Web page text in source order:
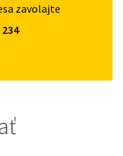
zavolajte
234